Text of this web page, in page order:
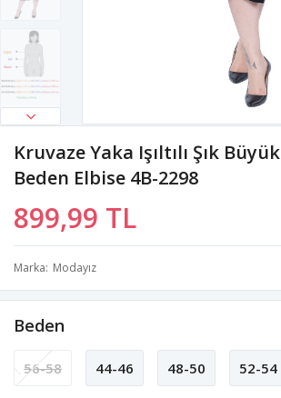
Kruvaze Yaka Işıltılı Şık Büyük
Beden Elbise 4B-2298
899,99 TL
Marka Modayız
Beden
56-58 44-46 48-50 52-54